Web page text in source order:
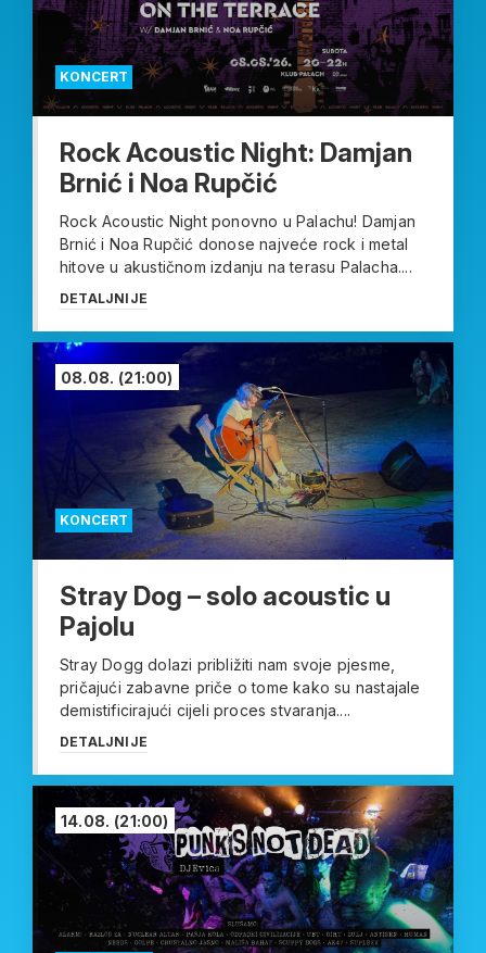
KONCERT
Rock Acoustic Night: Damjan
Brnić i Noa Rupčić
Rock Acoustic Night ponovno u Palachu! Damjan
Brnić i Noa Rupčić donose najveće rock i metal
hitove u akustičnom izdanju na terasu Palacha....
DETALJNIJE
KONCERT
08.08. (21:00)
Stray Dog – solo acoustic u
Pajolu
Stray Dogg dolazi približiti nam svoje pjesme,
pričajući zabavne priče o tome kako su nastajale
demistificirajući cijeli proces stvaranja....
DETALJNIJE
14.08. (21:00)